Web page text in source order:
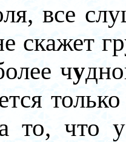
все
скажет
чу
то, что